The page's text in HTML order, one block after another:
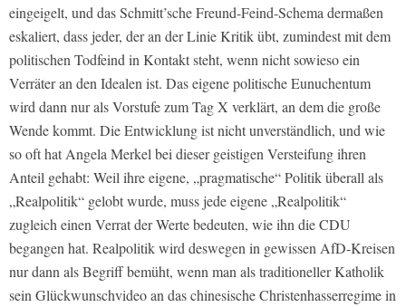
eingeigelt, und das Schmitt’sche Freund-Feind-Schema dermaßen
eskaliert, dass jeder, der an der Linie Kritik übt, zumindest mit dem
politischen Todfeind in Kontakt steht, wenn nicht sowieso ein
Verräter an den Idealen ist. Das eigene politische Eunuchentum
wird dann nur als Vorstufe zum Tag X verklärt, an dem die große
Wende kommt. Die Entwicklung ist nicht unverständlich, und wie
so oft hat Angela Merkel bei dieser geistigen Versteifung ihren
Anteil gehabt: Weil ihre eigene, „pragmatische“ Politik überall als
„Realpolitik“ gelobt wurde, muss jede eigene „Realpolitik“
zugleich einen Verrat der Werte bedeuten, wie ihn die CDU
begangen hat. Realpolitik wird deswegen in gewissen AfD-Kreisen
nur dann als Begriff bemüht, wenn man als traditioneller Katholik
sein Glückwunschvideo an das chinesische Christenhasserregime in